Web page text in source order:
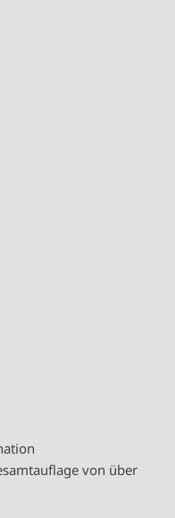
von über